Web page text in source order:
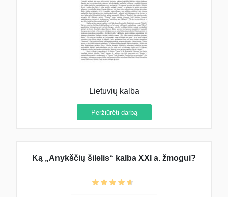
Lietuvių kalba
Peržiūrėti darbą
Ką „Anykščių šilelis“ kalba XXI a. žmogui?